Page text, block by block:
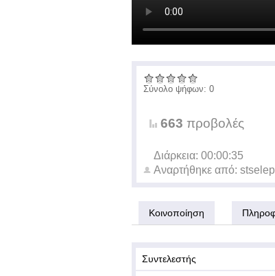
Σύνολο ψήφων: 0
663 προβολές
Διάρκεια: 00:00:35
Αναρτήθηκε από:
Κοινοποίηση
Συντελεστής